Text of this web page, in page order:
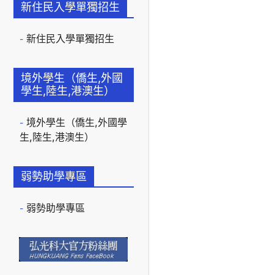
新住民入學單獨招生
新住民入學單獨招生
境外學生（僑生,外國
學生,陸生,港澳生）
境外學生（僑生,外國學
生,陸生,港澳生）
弱勢助學專區
弱勢助學專區